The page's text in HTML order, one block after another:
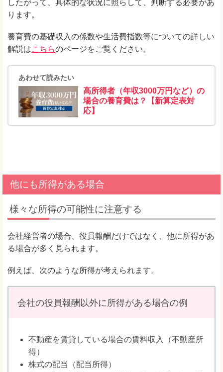
したがって、具体的な状況に照らして、判断する必要があ
ります。
養育費の基礎収入の係数や生活費指数等についての詳しい
解説はこちらのページをご覧ください。
あわせて読みたい
高所得者（年収3000万円など）の
場合の養育費は？【新算定表対
応】
他にも所得がある場合
様々な所得の可能性に注意する
会社経営者の場合、役員報酬だけではなく、他に所得があ
る場合が多く見られます。
例えば、次のような所得が考えられます。
会社の役員報酬以外に所得がある場合の例
不動産を賃貸している場合の賃料収入（不動産所
得）
株式の配当（配当所得）